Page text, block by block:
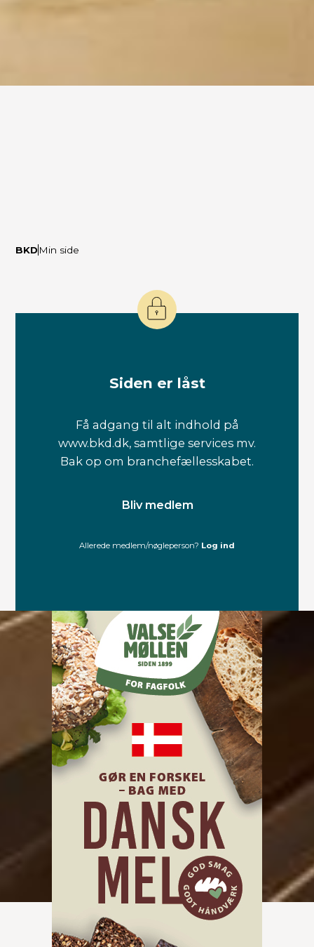
BKD Min side
Siden er låst
Få adgang til alt indhold på
www.bkd.dk, samtlige services mv.
Bak op om branchefællesskabet.
Bliv medlem
Allerede medlem/nøgleperson? Log ind